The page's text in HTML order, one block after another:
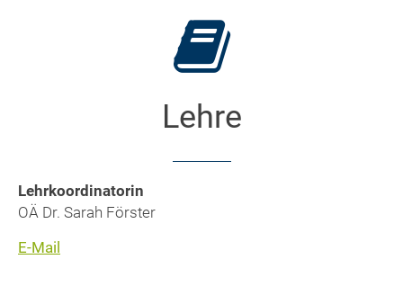
Lehre
Lehrkoordinatorin
OÄ Dr. Sarah Förster
E-Mail